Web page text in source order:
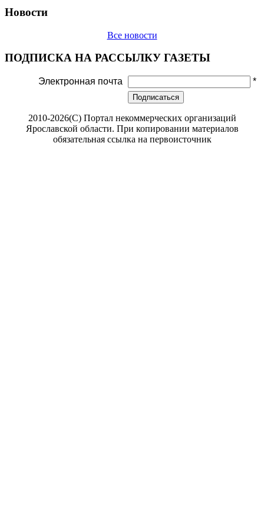
Новости
Все новости
ПОДПИСКА НА РАССЫЛКУ ГАЗЕТЫ
Электронная почта *
Подписаться
2010-2026(С) Портал некоммерческих организаций
Ярославской области. При копировании материалов
обязательная ссылка на первоисточник